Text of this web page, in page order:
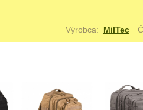
Výrobca: MilTec